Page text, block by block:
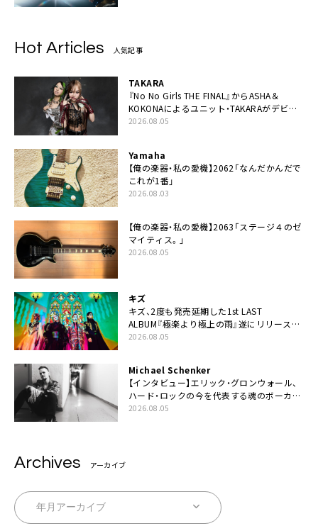
Hot Articles 人気記事
TAKARA
『No No Girls THE FINAL』からASHA＆
KOKONAによるユニット・TAKARAがデビュ
ー
2026.08.05
Yamaha
【俺の楽器・私の愛機】2062「なんだかんだで
これが1番」
2026.08.03
【俺の楽器・私の愛機】2063「ステージ４のゼ
マイティス。」
2026.08.05
キズ
キズ、2度も発売延期した1st LAST
ALBUM『極楽より極上の雨』遂にリリース。
収録曲「はじまり」MV公開
2026.08.05
Michael Schenker
【インタビュー】エリック・グロンウォール、
ハード・ロックの今を代表する魂のボーカリ
スト来日決定
2026.08.05
Archives アーカイブ